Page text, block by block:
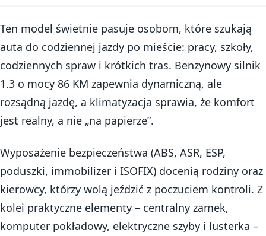
Ten model świetnie pasuje osobom, które szukają
auta do codziennej jazdy po mieście: pracy, szkoły,
codziennych spraw i krótkich tras. Benzynowy silnik
1.3 o mocy 86 KM zapewnia dynamiczną, ale
rozsądną jazdę, a klimatyzacja sprawia, że komfort
jest realny, a nie „na papierze”.
Wyposażenie bezpieczeństwa (ABS, ASR, ESP,
poduszki, immobilizer i ISOFIX) docenią rodziny oraz
kierowcy, którzy wolą jeździć z poczuciem kontroli. Z
kolei praktyczne elementy – centralny zamek,
komputer pokładowy, elektryczne szyby i lusterka –